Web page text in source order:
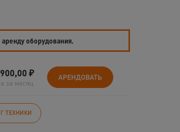
оборудования.
₽
за месяц
АРЕНДОВАТЬ
ТЕХНИКИ